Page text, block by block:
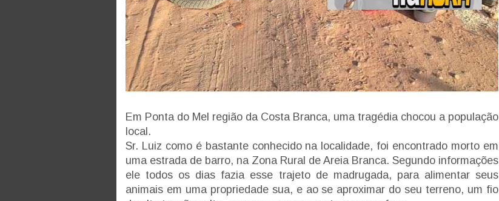
Em Ponta do Mel região da Costa Branca, uma tragédia chocou a população
local.
Sr. Luiz como é bastante conhecido na localidade, foi encontrado morto em
uma estrada de barro, na Zona Rural de Areia Branca. Segundo informações
ele todos os dias fazia esse trajeto de madrugada, para alimentar seus
animais em uma propriedade sua, e ao se aproximar do seu terreno, um fio